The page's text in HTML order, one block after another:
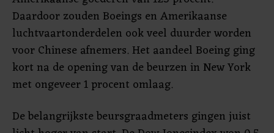
Daardoor zouden Boeings en Amerikaanse
luchtvaartonderdelen ook veel duurder worden
voor Chinese afnemers. Het aandeel Boeing ging
kort na de opening van de beurzen in New York
met ongeveer 1 procent omlaag.
De belangrijkste beursgraadmeters gingen juist